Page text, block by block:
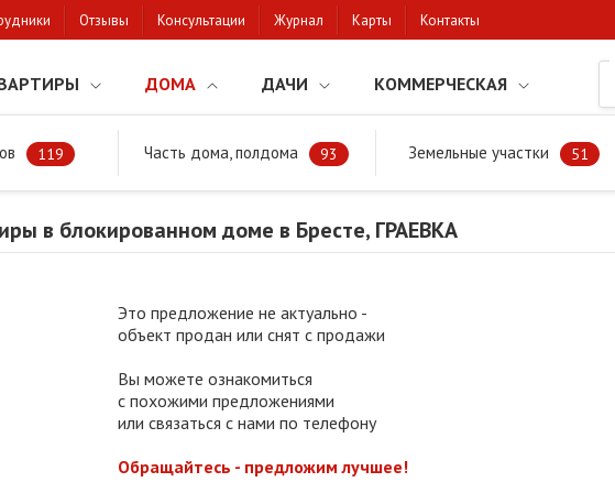
Отзывы Консультации Журнал Карты Контакты
ДОМА ДАЧИ КОММЕРЧЕСКАЯ
119 Часть дома, полдома 93 Земельные участки 51
Продажа квартиры в блокированном доме в Бресте, ГРАЕВКА
в блокированном доме в Бресте, ГРАЕВКА
Это предложение не актуально -
объект продан или снят с продажи
Вы можете ознакомиться
с похожими предложениями
или связаться с нами по телефону
Обращайтесь - предложим лучшее!